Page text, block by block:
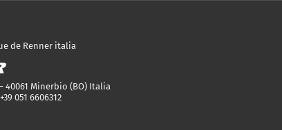
de Renner italia
40061 Minerbio (BO) Italia
051 6606312